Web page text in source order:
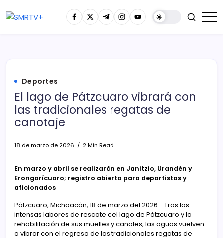
Deportes
El lago de Pátzcuaro vibrará con
las tradicionales regatas de
canotaje
18 de marzo de 2026 2 Min Read
En marzo y abril se realizarán en Janitzio, Urandén y
Erongarícuaro; registro abierto para deportistas y
aficionados
Pátzcuaro, Michoacán, 18 de marzo del 2026.- Tras las
intensas labores de rescate del lago de Pátzcuaro y la
rehabilitación de sus muelles y canales, las aguas vuelven
a vibrar con el regreso de las tradicionales regatas de